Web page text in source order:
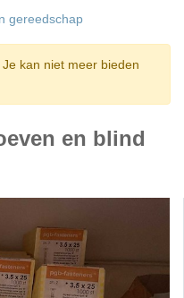
gereedschap
kan niet meer bieden
en blind